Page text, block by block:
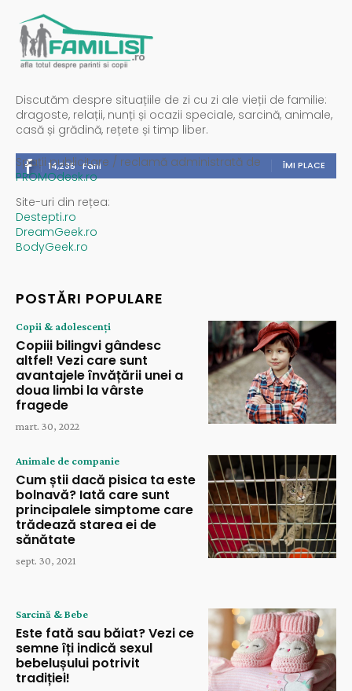
Discutăm despre situațiile de zi cu zi ale vieții de familie:
dragoste, relații, nunți și ocazii speciale, sarcină, animale,
casă și grădină, rețete și timp liber.
14,235 Fani ÎMI PLACE
Spații publicitare / reclamă administrată de
PROMOdesk.ro
Site-uri din rețea:
Destepti.ro
DreamGeek.ro
BodyGeek.ro
POSTĂRI POPULARE
Copii & adolescenți
Copiii bilingvi gândesc
altfel! Vezi care sunt
avantajele învățării unei a
doua limbi la vârste
fragede
mart. 30, 2022
Animale de companie
Cum știi dacă pisica ta este
bolnavă? Iată care sunt
principalele simptome care
trădează starea ei de
sănătate
sept. 30, 2021
Sarcină & Bebe
Este fată sau băiat? Vezi ce
semne îți indică sexul
bebelușului potrivit
tradiției!